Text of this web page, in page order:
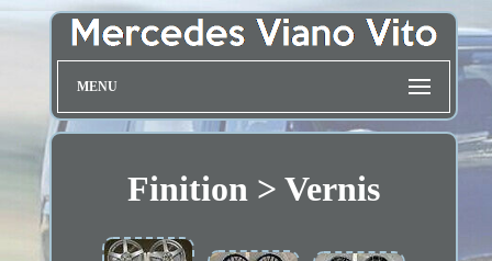
MENU
Finition > Vernis